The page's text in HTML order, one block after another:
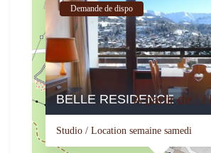
Demande de dispo
BELLE RESIDENCE
Studio / Location semaine samedi
A partir de : /